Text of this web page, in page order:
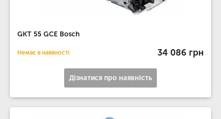
GKT 55 GCE Bosch
Немає в наявності 34 086 грн
Дізнатися про наявність